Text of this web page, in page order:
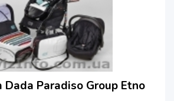
Dada Paradiso Group Etno